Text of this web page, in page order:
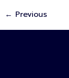
← Previous